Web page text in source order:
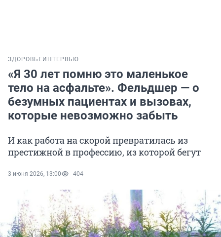
ЗДОРОВЬЕ ИНТЕРВЬЮ
«Я 30 лет помню это маленькое
тело на асфальте». Фельдшер — о
безумных пациентах и вызовах,
которые невозможно забыть
И как работа на скорой превратилась из
престижной в профессию, из которой бегут
3 июня 2026, 13:00 404